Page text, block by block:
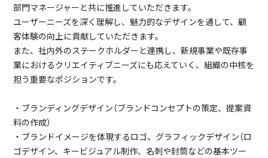
部門マネージャーと共に推進していただきます。
ユーザーニーズを深く理解し、魅力的なデザインを通して、顧
客体験の向上に貢献していただきます。
また、社内外のステークホルダーと連携し、新規事業や既存事
業におけるクリエイティブニーズにも応えていく、組織の中核を
担う重要なポジションです。
・ブランディングデザイン（ブランドコンセプトの策定、提案資
料の作成）
・ブランドイメージを体現するロゴ、グラフィックデザイン（ロ
ゴデザイン、キービジュアル制作、名刺や封筒などの基本ツー